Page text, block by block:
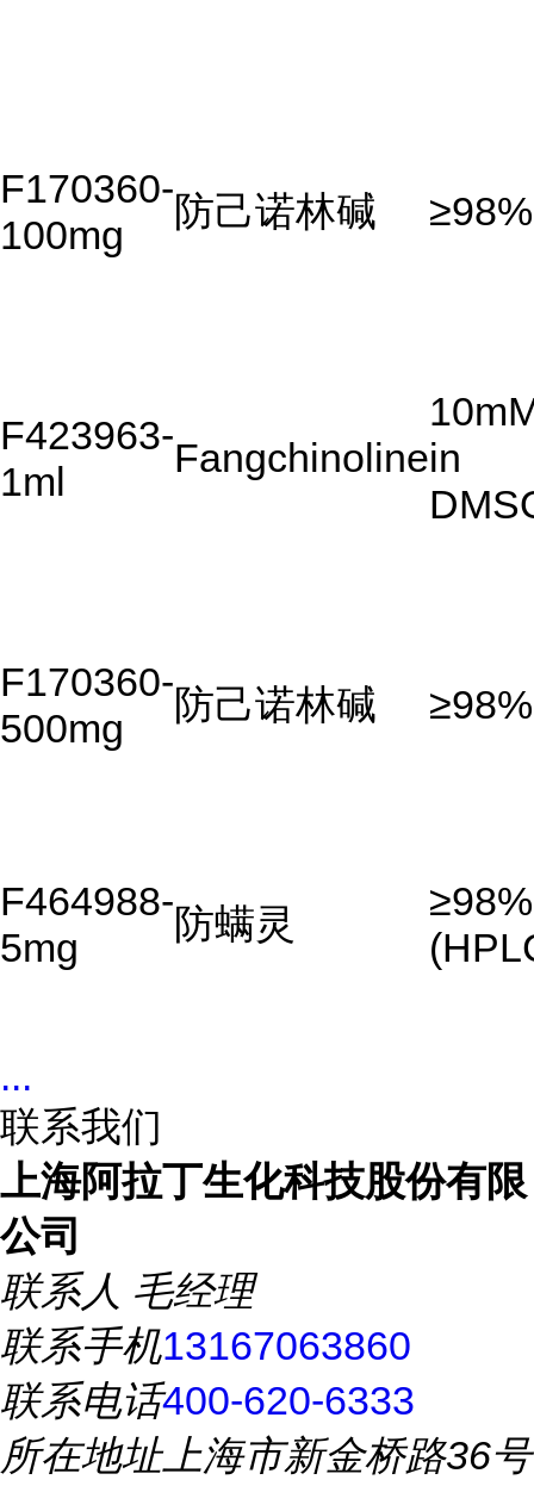
F170360-
100mg
防己诺林碱 ≥98%
F423963-
1ml
Fangchinolinein
F170360-
500mg
防己诺林碱 ≥98%
F464988-
5mg
防螨灵
≥98%
...
联系我们
上海阿拉丁生化科技股份有限
公司
联系人 毛经理
联系手机13167063860
联系电话400-620-6333
所在地址上海市新金桥路36号